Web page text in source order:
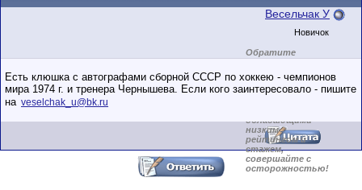
Весельчак У
Новичок
Обратите
внимание на
пользователя на
этом форуме.
обладающими
низким
рейтингом и
стажем,
совершайте с
осторожностью!
Есть клюшка с автографами сборной СССР по хоккею - чемпионов
мира 1974 г. и тренера Чернышева. Если кого заинтересовало - пишите
на veselchak_u@bk.ru